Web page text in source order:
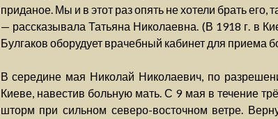
приданое. Мы и в этот раз опять не хотели брать его,
— рассказывала Татьяна Николаевна. (В 1918 г. в
Булгаков оборудует врачебный кабинет для приема
В середине мая Николай Николаевич, по
Киеве, навестив больную мать. С 9 мая в течение
шторм при сильном северо-восточном ветре.